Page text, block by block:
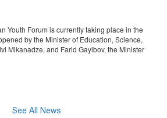
Youth Forum is currently taking place in the
by the Minister of Education, Science,
Mikanadze, and Farid Gayibov, the Minister
See All News